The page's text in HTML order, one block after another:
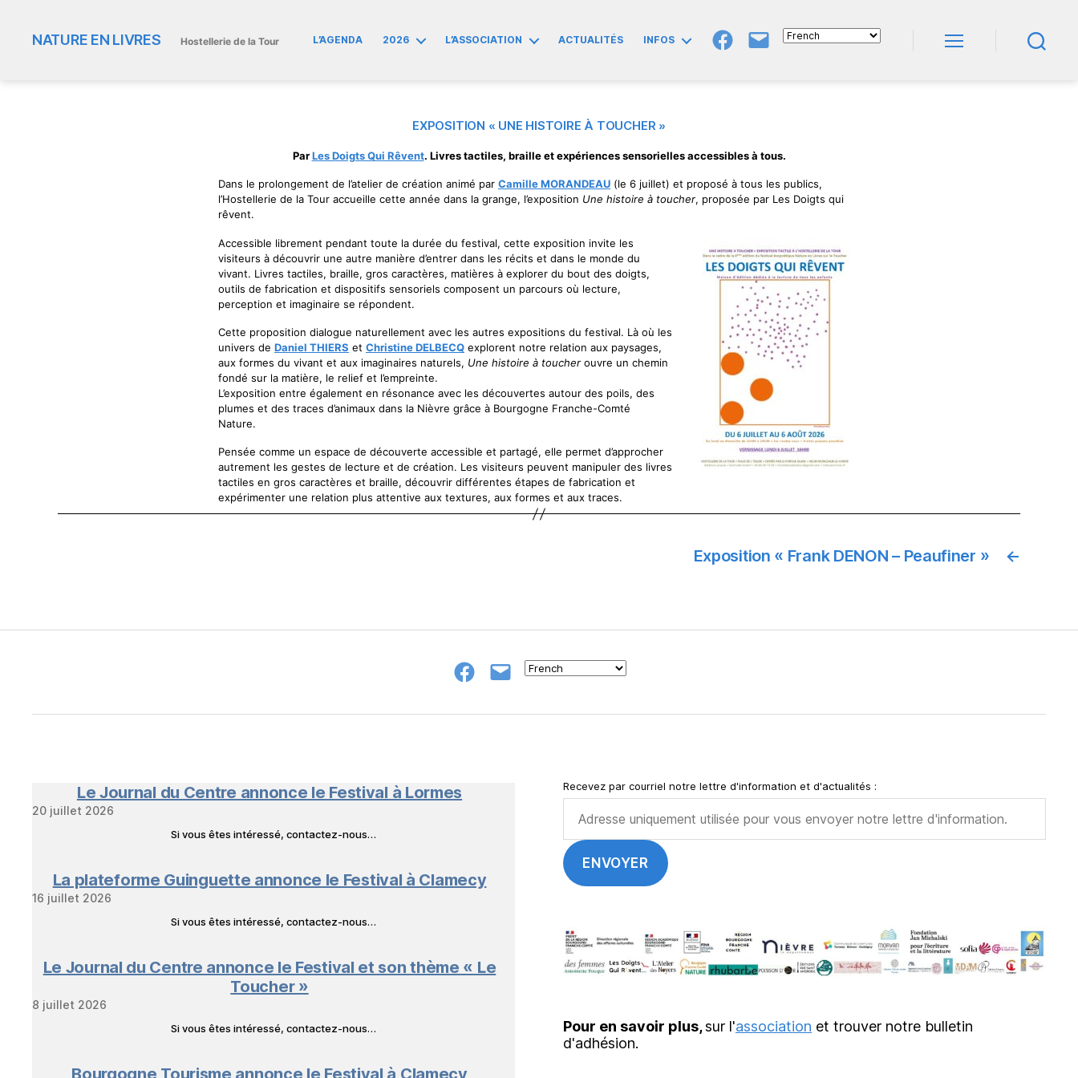
NATURE EN LIVRES Hostellerie de la Tour L’AGENDA 2026 L’ASSOCIATION ACTUALITÉS INFOS
GroupeE-
EXPOSITION « UNE HISTOIRE À TOUCHER »
ParLes Doigts Qui Rêvent. Livres tactiles, braille et expériences sensorielles accessibles à tous.
Dans le prolongement de l’atelier de création animé par Camille MORANDEAU (le 6 juillet) et proposé à tous les publics,
l’Hostellerie de la Tour accueille cette année dans la grange, l’exposition Une histoire à toucher, proposée par Les Doigts qui
rêvent.
Accessible librement pendant toute la durée du festival, cette exposition invite les
visiteurs à découvrir une autre manière d’entrer dans les récits et dans le monde du
vivant. Livres tactiles, braille, gros caractères, matières à explorer du bout des doigts,
outils de fabrication et dispositifs sensoriels composent un parcours où lecture,
perception et imaginaire se répondent.
Cette proposition dialogue naturellement avec les autres expositions du festival. Là où les
univers de Daniel THIERS et Christine DELBECQ explorent notre relation aux paysages,
aux formes du vivant et aux imaginaires naturels, Une histoire à toucher ouvre un chemin
fondé sur la matière, le relief et l’empreinte.
L’exposition entre également en résonance avec les découvertes autour des poils, des
plumes et des traces d’animaux dans la Nièvre grâce à Bourgogne Franche-Comté
Nature.
Pensée comme un espace de découverte accessible et partagé, elle permet d’approcher
autrement les gestes de lecture et de création. Les visiteurs peuvent manipuler des livres
tactiles en gros caractères et braille, découvrir différentes étapes de fabrication et
expérimenter une relation plus attentive aux textures, aux formes et aux traces.
←
Exposition « Frank DENON – Peaufiner »
GroupeE-
Le Journal du Centre annonce le Festival à Lormes
20 juillet 2026
Si vous êtes intéressé, contactez-nous…
La plateforme Guinguette annonce le Festival à Clamecy
16 juillet 2026
Si vous êtes intéressé, contactez-nous…
Le Journal du Centre annonce le Festival et son thème « Le
Toucher »
8 juillet 2026
Si vous êtes intéressé, contactez-nous…
Bourgogne Tourisme annonce le Festival à Clamecy
Recevez par courriel notre lettre d'information et d'actualités :
Pour en savoir plus,sur l'association et trouver notre bulletin
d'adhésion.